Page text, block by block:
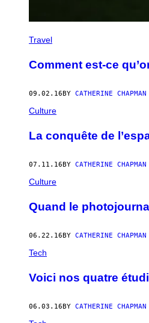
Travel
Comment est-ce
09.02.16 BY CATHERINE CHAPMAN
Culture
La conquête de
07.11.16 BY CATHERINE CHAPMAN
Culture
Quand le
06.22.16 BY CATHERINE CHAPMAN
Tech
Voici nos quatre
06.03.16 BY CATHERINE CHAPMAN